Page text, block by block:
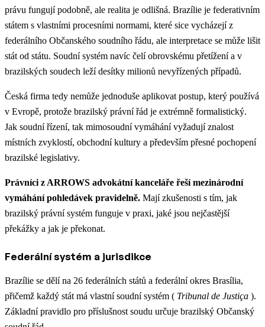
právu fungují podobně, ale realita je odlišná. Brazílie je federativním
státem s vlastními procesními normami, které sice vycházejí z
federálního Občanského soudního řádu, ale interpretace se může lišit
stát od státu. Soudní systém navíc čelí obrovskému přetížení a v
brazilských soudech leží desítky milionů nevyřízených případů.
Česká firma tedy nemůže jednoduše aplikovat postup, který používá
v Evropě, protože brazilský právní řád je extrémně formalistický.
Jak soudní řízení, tak mimosoudní vymáhání vyžadují znalost
místních zvyklostí, obchodní kultury a především přesné pochopení
brazilské legislativy.
Právníci z ARROWS advokátní kanceláře řeší mezinárodní
vymáhání pohledávek pravidelně. Mají zkušenosti s tím, jak
brazilský právní systém funguje v praxi, jaké jsou nejčastější
překážky a jak je překonat.
Federální systém a jurisdikce
Brazílie se dělí na 26 federálních států a federální okres Brasília,
přičemž každý stát má vlastní soudní systém ( Tribunal de Justiça ).
Základní pravidlo pro příslušnost soudu určuje brazilský Občanský